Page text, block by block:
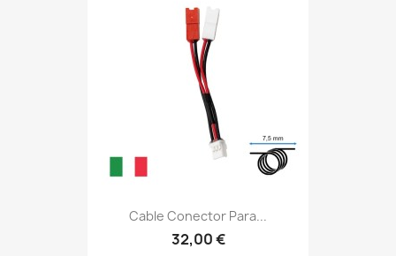
Cable Conector Para...
32,00 €